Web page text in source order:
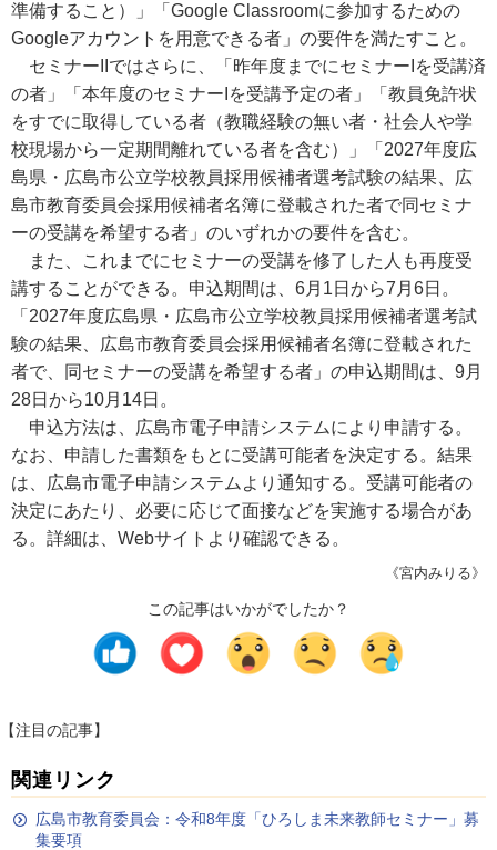
準備すること）」「Google Classroomに参加するための
Googleアカウントを用意できる者」の要件を満たすこと。
セミナーIIではさらに、「昨年度までにセミナーIを受講済
の者」「本年度のセミナーIを受講予定の者」「教員免許状
をすでに取得している者（教職経験の無い者・社会人や学
校現場から一定期間離れている者を含む）」「2027年度広
島県・広島市公立学校教員採用候補者選考試験の結果、広
島市教育委員会採用候補者名簿に登載された者で同セミナ
ーの受講を希望する者」のいずれかの要件を含む。
また、これまでにセミナーの受講を修了した人も再度受
講することができる。申込期間は、6月1日から7月6日。
「2027年度広島県・広島市公立学校教員採用候補者選考試
験の結果、広島市教育委員会採用候補者名簿に登載された
者で、同セミナーの受講を希望する者」の申込期間は、9月
28日から10月14日。
申込方法は、広島市電子申請システムにより申請する。
なお、申請した書類をもとに受講可能者を決定する。結果
は、広島市電子申請システムより通知する。受講可能者の
決定にあたり、必要に応じて面接などを実施する場合があ
る。詳細は、Webサイトより確認できる。
《宮内みりる》
この記事はいかがでしたか？
【注目の記事】
関連リンク
広島市教育委員会：令和8年度「ひろしま未来教師セミナー」募
集要項